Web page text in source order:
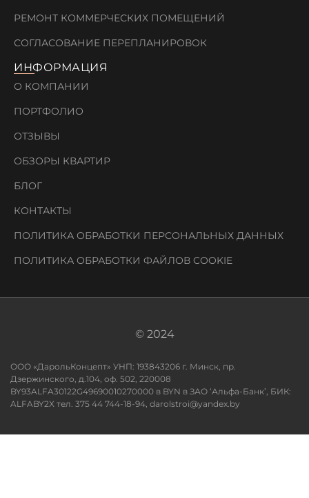
РЕМОНТ КОММЕРЧЕСКИХ ПОМЕЩЕНИЙ
СОГЛАСОВАНИЕ ПЕРЕПЛАНИРОВОК
ИНФОРМАЦИЯ
О КОМПАНИИ
ПОРТФОЛИО
ОТЗЫВЫ
ОБЗОРЫ КВАРТИР
БЛОГ
КОНТАКТЫ
ПОЛИТИКА ОБРАБОТКИ ПЕРСОНАЛЬНЫХ ДАННЫХ
ПОЛИТИКА ОБРАБОТКИ ФАЙЛОВ COOKIE
© 2024
ООО «ДарольКонцепт» УНП: 193843206 г. Минск, пр.
Дзержинского, д.104, оф. 502, 220008
BY93ALFA30122G49690010270000 в BYN в ЗАО ‘Альфа-Банк’, БИК:
ALFABY2X тел. 375 44 744-18-94, darolstroi@yandex.by